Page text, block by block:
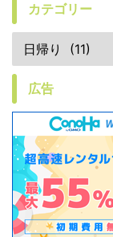
カテゴリー
広告